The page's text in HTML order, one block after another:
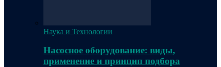
Наука и Технологии
Насосное оборудование: виды,
применение и принцип подбора